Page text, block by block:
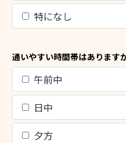
特になし
通いやすい時間帯はあります
午前中
日中
夕方